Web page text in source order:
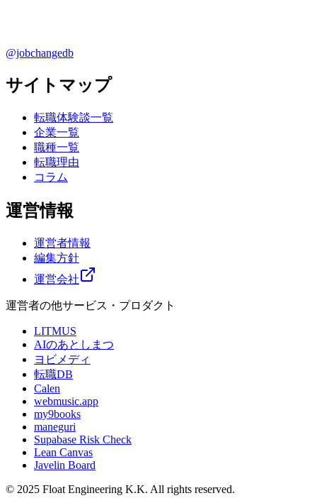
@jobchangedb
サイトマップ
転職体験談一覧
企業一覧
職種一覧
転職理由
コラム
運営情報
運営者情報
編集方針
運営会社
運営者の他サービス・プロダクト
LITMUS
AIのあとしまつ
ヨビメディ
転職DB
Calen
webmusic.app
my9books
maneguri
Supabase Risk Check
Lean Canvas
Javelin Board
© 2025 Float Engineering K.K. All rights reserved.